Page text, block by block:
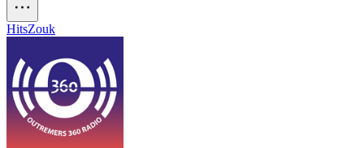
HitsZouk